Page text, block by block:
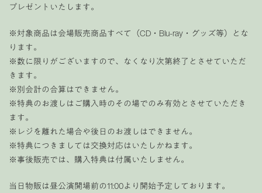
プレゼントいたします。
※対象商品は会場販売商品すべて（CD・Blu-ray・グッズ等）とな
ります。
※数に限りがございますので、なくなり次第終了とさせていただ
きます。
※別会計の合算はできません。
※特典のお渡しはご購入時のその場でのみ有効とさせていただき
ます。
※レジを離れた場合や後日のお渡しはできません。
※特典につきましては交換対応はいたしかねます。
※事後販売では、購入特典は付属いたしません。
当日物販は昼公演開場前の11:00より開始予定しております。